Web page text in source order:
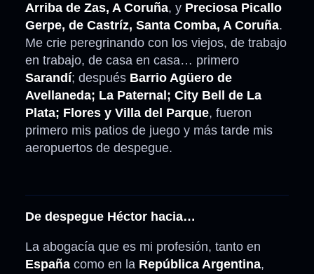
Arriba de Zas, A Coruña, y Preciosa Picallo
Gerpe, de Castríz, Santa Comba, A Coruña.
Me crie peregrinando con los viejos, de trabajo
en trabajo, de casa en casa… primero
Sarandí; después Barrio Agüero de
Avellaneda; La Paternal; City Bell de La
Plata; Flores y Villa del Parque, fueron
primero mis patios de juego y más tarde mis
aeropuertos de despegue.
De despegue Héctor hacia…
La abogacía que es mi profesión, tanto en
España como en la República Argentina,